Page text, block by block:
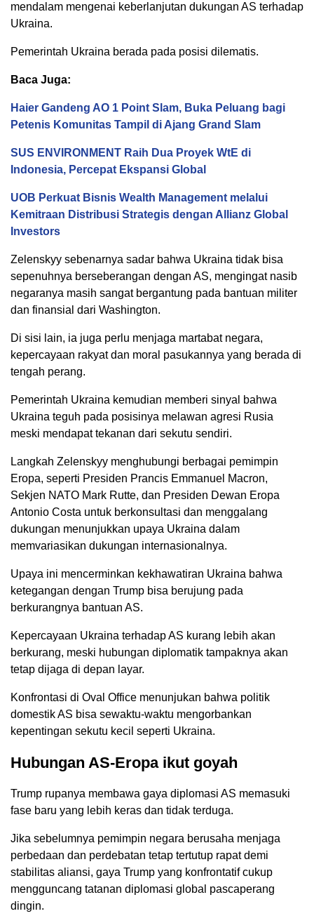
mendalam mengenai keberlanjutan dukungan AS terhadap
Ukraina.
Pemerintah Ukraina berada pada posisi dilematis.
Baca Juga:
Haier Gandeng AO 1 Point Slam, Buka Peluang bagi
Petenis Komunitas Tampil di Ajang Grand Slam
SUS ENVIRONMENT Raih Dua Proyek WtE di
Indonesia, Percepat Ekspansi Global
UOB Perkuat Bisnis Wealth Management melalui
Kemitraan Distribusi Strategis dengan Allianz Global
Investors
Zelenskyy sebenarnya sadar bahwa Ukraina tidak bisa
sepenuhnya berseberangan dengan AS, mengingat nasib
negaranya masih sangat bergantung pada bantuan militer
dan finansial dari Washington.
Di sisi lain, ia juga perlu menjaga martabat negara,
kepercayaan rakyat dan moral pasukannya yang berada di
tengah perang.
Pemerintah Ukraina kemudian memberi sinyal bahwa
Ukraina teguh pada posisinya melawan agresi Rusia
meski mendapat tekanan dari sekutu sendiri.
Langkah Zelenskyy menghubungi berbagai pemimpin
Eropa, seperti Presiden Prancis Emmanuel Macron,
Sekjen NATO Mark Rutte, dan Presiden Dewan Eropa
Antonio Costa untuk berkonsultasi dan menggalang
dukungan menunjukkan upaya Ukraina dalam
memvariasikan dukungan internasionalnya.
Upaya ini mencerminkan kekhawatiran Ukraina bahwa
ketegangan dengan Trump bisa berujung pada
berkurangnya bantuan AS.
Kepercayaan Ukraina terhadap AS kurang lebih akan
berkurang, meski hubungan diplomatik tampaknya akan
tetap dijaga di depan layar.
Konfrontasi di Oval Office menunjukan bahwa politik
domestik AS bisa sewaktu-waktu mengorbankan
kepentingan sekutu kecil seperti Ukraina.
Hubungan AS-Eropa ikut goyah
Trump rupanya membawa gaya diplomasi AS memasuki
fase baru yang lebih keras dan tidak terduga.
Jika sebelumnya pemimpin negara berusaha menjaga
perbedaan dan perdebatan tetap tertutup rapat demi
stabilitas aliansi, gaya Trump yang konfrontatif cukup
mengguncang tatanan diplomasi global pascaperang
dingin.